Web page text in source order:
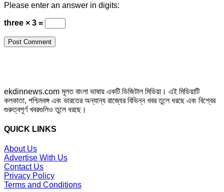
Please enter an answer in digits:
three × 3 =
ekdinnews.com মূলত বাংলা ভাষায় একটি ডিজিটাল মিডিয়া। এই মিডিয়াটি
কলকাতা, পশ্চিমবঙ্গ এবং ভারতের অন্যান্য রাজ্যের বিভিন্ন খবর তুলে ধরছে এবং বিশ্বের
গুরুত্বপূর্ণ খবরগুলিও তুলে ধরছে।
QUICK LINKS
About Us
Advertise With Us
Contact Us
Privacy Policy
Terms and Conditions